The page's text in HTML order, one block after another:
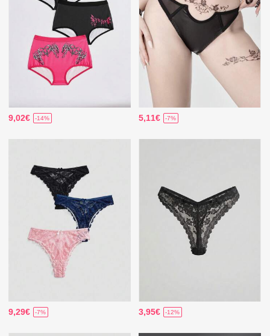
9,02€ -14% 5,11€ -7%
9,29€ -7% 3,95€ -12%